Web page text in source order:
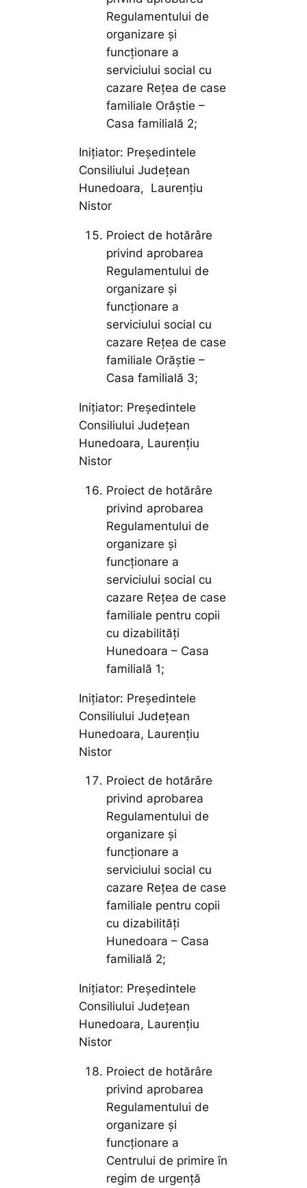
Regulamentului de
organizare și
funcționare a
serviciului social cu
cazare Rețea de case
familiale Orăștie –
Casa familială 2;
Inițiator: Președintele
Consiliului Județean
Hunedoara, Laurențiu
Nistor
Proiect de hotărâre
privind aprobarea
Regulamentului de
organizare și
funcționare a
serviciului social cu
cazare Rețea de case
familiale Orăștie –
Casa familială 3;
Inițiator: Președintele
Consiliului Județean
Hunedoara, Laurențiu
Nistor
Proiect de hotărâre
privind aprobarea
Regulamentului de
organizare și
funcționare a
serviciului social cu
cazare Rețea de case
familiale pentru copii
cu dizabilități
Hunedoara – Casa
familială 1;
Inițiator: Președintele
Consiliului Județean
Hunedoara, Laurențiu
Nistor
Proiect de hotărâre
privind aprobarea
Regulamentului de
organizare și
funcționare a
serviciului social cu
cazare Rețea de case
familiale pentru copii
cu dizabilități
Hunedoara – Casa
familială 2;
Inițiator: Președintele
Consiliului Județean
Hunedoara, Laurențiu
Nistor
Proiect de hotărâre
privind aprobarea
Regulamentului de
organizare și
funcționare a
Centrului de primire în
regim de urgență